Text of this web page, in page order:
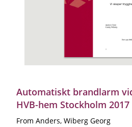
Automatiskt brandlarm
HVB-hem Stockholm 2017
From Anders, Wiberg Georg